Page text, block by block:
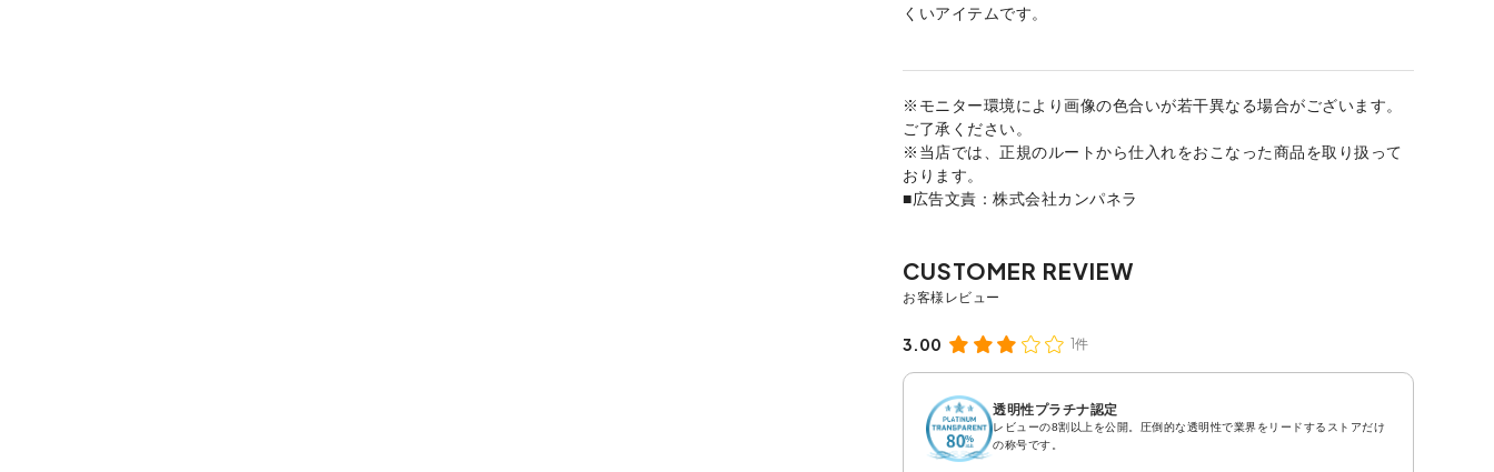
くいアイテムです。
※モニター環境により画像の色合いが若干異なる場合がございます。
ご了承ください。
※当店では、正規のルートから仕入れをおこなった商品を取り扱って
おります。
■広告文責：株式会社カンパネラ
3.00 1件
透明性プラチナ認定
レビューの8割以上を公開。圧倒的な透明性で業界をリードするストアだけ
の称号です。